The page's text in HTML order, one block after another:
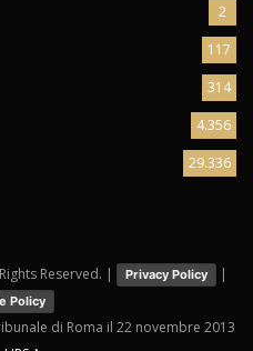
2
117
314
4.356
29.336
Reserved. | Privacy Policy |
Policy
di Roma il 22 novembre 2013